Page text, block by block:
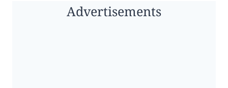
Advertisements